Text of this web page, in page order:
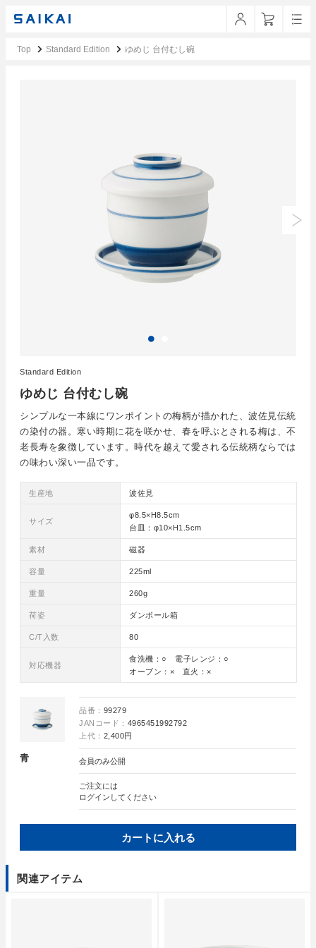
Top Standard Edition ゆめじ 台付むし碗
ゆめじ 台付むし碗
Standard Edition
シンプルな一本線にワンポイントの梅柄が描かれた、波佐見伝統
の染付の器。寒い時期に花を咲かせ、春を呼ぶとされる梅は、不
老長寿を象徴しています。時代を越えて愛される伝統柄ならでは
の味わい深い一品です。
生産地 波佐見
サイズ
φ8.5×H8.5cm
台皿：φ10×H1.5cm
素材 磁器
容量 225ml
重量 260g
荷姿 ダンボール箱
C/T入数 80
対応機器
食洗機：○ 電子レンジ：○
オーブン：× 直火：×
青
品番： 99279
JANコード： 4965451992792
上代： 2,400円
会員のみ公開
ご注文には
ログイン してください
カートに入れる
関連アイテム